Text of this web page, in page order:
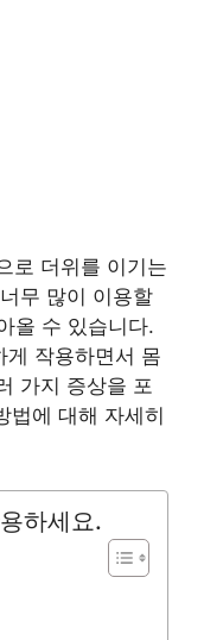
로 더위를 이기는
무 많이 이용할
올 수 있습니다.
게 작용하면서 몸
가지 증상을 포
법에 대해 자세히
하세요.